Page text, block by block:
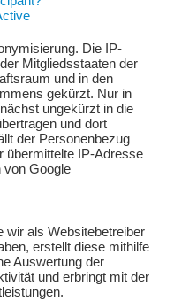
Die IP-
Mitgliedsstaaten der
und in den
gekürzt. Nur in
ungekürzt in die
und dort
der Personenbezug
übermittelte IP-Adresse
von Google
wir als Websitebetreiber
erstellt diese mithilfe
Auswertung der
und erbringt mit der